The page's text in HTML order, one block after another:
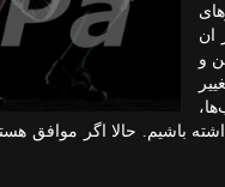
ان
و
باشیم. حالا اگر موافق